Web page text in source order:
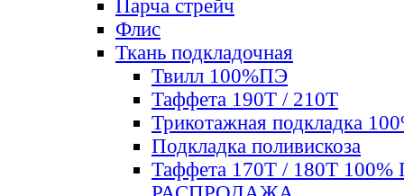
Парча стрейч
Флис
Ткань подкладочная
Твилл 100%ПЭ
Таффета 190Т / 210Т
Трикотажная подкладка
Подкладка поливискоза
Таффета 170Т / 180Т 100%